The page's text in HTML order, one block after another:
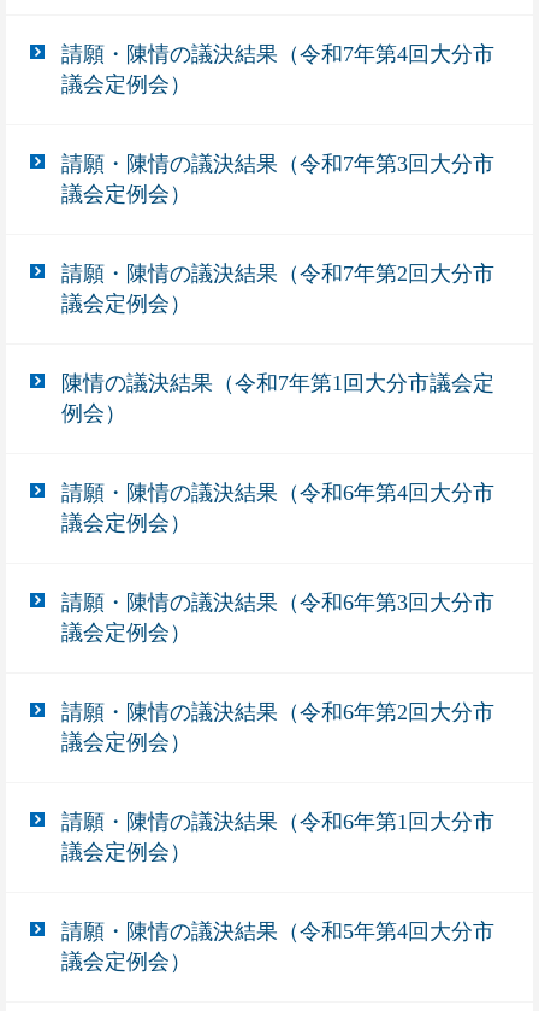
請願・陳情の議決結果（令和7年第4回大分市
議会定例会）
請願・陳情の議決結果（令和7年第3回大分市
議会定例会）
請願・陳情の議決結果（令和7年第2回大分市
議会定例会）
陳情の議決結果（令和7年第1回大分市議会定
例会）
請願・陳情の議決結果（令和6年第4回大分市
議会定例会）
請願・陳情の議決結果（令和6年第3回大分市
議会定例会）
請願・陳情の議決結果（令和6年第2回大分市
議会定例会）
請願・陳情の議決結果（令和6年第1回大分市
議会定例会）
請願・陳情の議決結果（令和5年第4回大分市
議会定例会）